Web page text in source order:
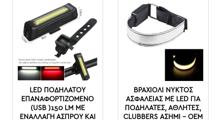
LED ΠΟΔΗΛΆΤΟΥ
ΕΠΑΝΑΦΟΡΤΙΖΌΜΕΝΟ
(USB )150 LM ΜΕ
ΕΝΑΛΛΑΓΉ ΆΣΠΡΟΥ ΚΑΙ
ΒΡΑΧΙΌΛΙ ΝΥΚΤΌΣ
ΑΣΦΑΛΕΊΑΣ ΜΕ LED ΓΙΑ
ΠΟΔΗΛΆΤΕΣ, ΑΘΛΗΤΈΣ,
CLUBBERS ΑΣΗΜΙ – ΟΕΜ